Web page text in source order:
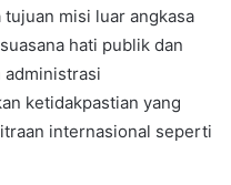
misi luar angkasa
hati publik dan
administrasi
ketidakpastian yang
internasional seperti